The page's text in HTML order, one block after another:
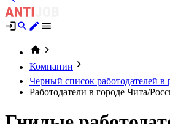
Компании
Черный список работодателей в
Работодатели в городе Чита/